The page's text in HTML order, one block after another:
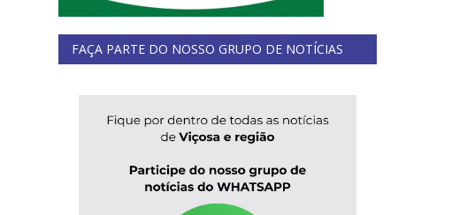
FAÇA PARTE DO NOSSO GRUPO DE NOTÍCIAS